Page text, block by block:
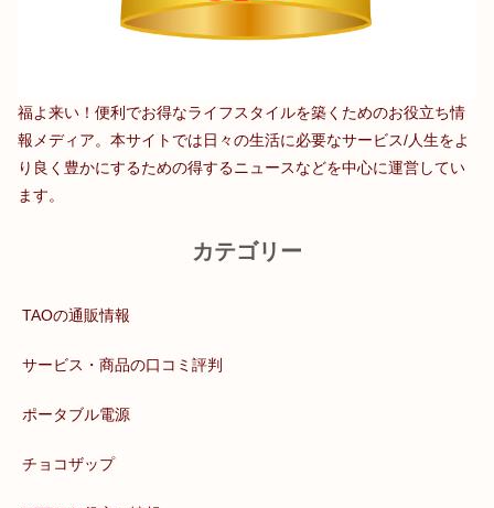
福よ来い！便利でお得なライフスタイルを築くためのお役立ち情
報メディア。本サイトでは日々の生活に必要なサービス/人生をよ
り良く豊かにするための得するニュースなどを中心に運営してい
ます。
カテゴリー
TAOの通販情報
サービス・商品の口コミ評判
ポータブル電源
チョコザップ